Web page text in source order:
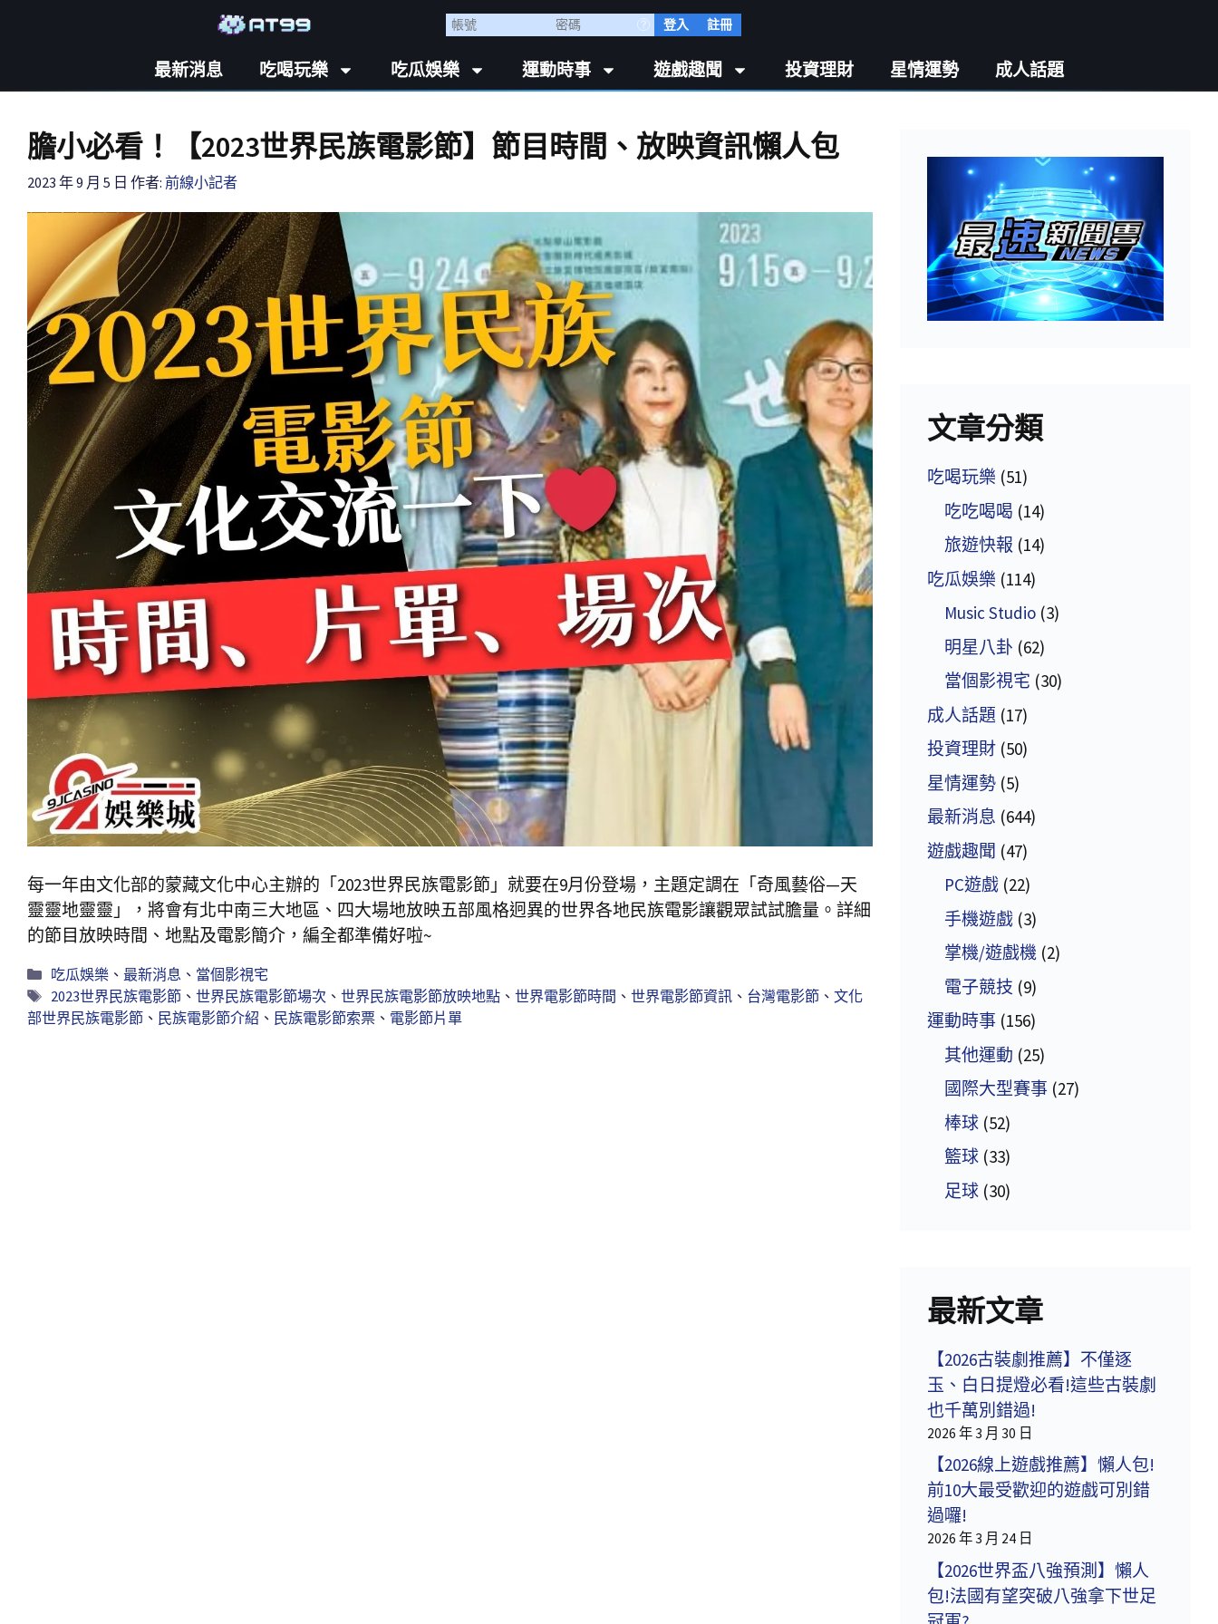
登入 註冊
最新消息 吃喝玩樂 吃瓜娛樂 運動時事 遊戲趣聞 投資理財 星情運勢 成人話題
膽小必看！【2023世界民族電影節】節目時間、放映資訊懶人包
2023 年 9 月 5 日 作者: 前線小記者
每一年由文化部的蒙藏文化中心主辦的「2023世界民族電影節」就要在9月份登場，主題定調在「奇風藝俗—天
靈靈地靈靈」，將會有北中南三大地區、四大場地放映五部風格迥異的世界各地民族電影讓觀眾試試膽量。詳細
的節目放映時間、地點及電影簡介，編全都準備好啦~
吃瓜娛樂、 最新消息 、 當個影視宅
2023世界民族電影節、 世界民族電影節場次 、 世界民族電影節放映地點、 世界電影節時間 、 世界電影節資訊、 台灣電影節、 文化
部世界民族電影節 、 民族電影節介紹 、 民族電影節索票 、 電影節片單
文章分類
吃喝玩樂 (51)
吃吃喝喝 (14)
旅遊快報 (14)
吃瓜娛樂 (114)
Music Studio (3)
明星八卦 (62)
當個影視宅 (30)
成人話題 (17)
投資理財 (50)
星情運勢 (5)
最新消息 (644)
遊戲趣聞 (47)
PC遊戲 (22)
手機遊戲 (3)
掌機/遊戲機 (2)
電子競技 (9)
運動時事 (156)
其他運動 (25)
國際大型賽事 (27)
棒球 (52)
籃球 (33)
足球 (30)
最新文章
【2026古裝劇推薦】不僅逐
玉、白日提燈必看!這些古裝劇
也千萬別錯過!
2026 年 3 月 30 日
【2026線上遊戲推薦】懶人包!
前10大最受歡迎的遊戲可別錯
過囉!
2026 年 3 月 24 日
【2026世界盃八強預測】懶人
包!法國有望突破八強拿下世足